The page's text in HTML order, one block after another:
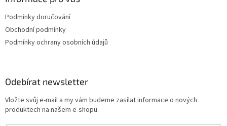
Podmínky doručování
Obchodní podmínky
Podmínky ochrany osobních údajů
Odebírat newsletter
Vložte svůj e-mail a my vám budeme zasílat informace o nových
produktech na našem e-shopu.